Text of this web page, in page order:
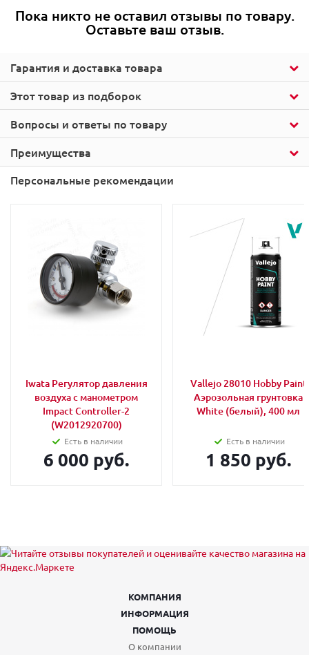
Этот товар из подборок
Гарантия и доставка товара
Пока никто не оставил отзывы по товару.
Оставьте ваш отзыв.
Вопросы и ответы по товару
Преимущества
Персональные рекомендации
Iwata Регулятор давления
воздуха с манометром
Impact Controller-2
(W2012920700)
Есть в наличии
6 000 руб.
Vallejo 28010 Hobby Paint
Аэрозольная грунтовка
White (белый), 400 мл
Есть в наличии
1 850 руб.
КОМПАНИЯ
ИНФОРМАЦИЯ
ПОМОЩЬ
О компании